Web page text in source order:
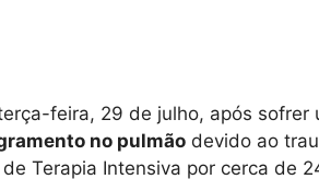
feira, 29 de julho, após sofrer
no pulmão devido ao
Terapia Intensiva por cerca de